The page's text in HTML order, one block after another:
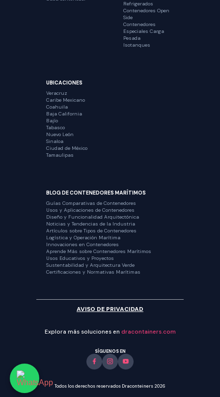
Refrigerados
Contenedores Open
Side
Contenedores
Especiales Carga
Pesada
Isotanques
UBICACIONES
Veracruz
Caribe Mexicano
Coahuila
Baja California
Bajío
Tabasco
Nuevo León
Sinaloa
Ciudad de México
Tamaulipas
BLOG DE CONTENEDORES MARÍTIMOS
Guías Comparativas de Contenedores
Usos y Aplicaciones de Contenedores
Diseño y Funcionalidad Arquitectónica
Noticias y Tendencias de la Industria
Artículos sobre Tipos de Contenedores
Logística y Operación Marítima
Innovaciones en Contenedores
Aprende Más sobre Contenedores Marítimos
Usos Educativos y Proyectos
Sustentabilidad y Arquitectura Verde
Certificaciones y Normativas Marítimas
AVISO DE PRIVACIDAD
Explora más soluciones en dracontainers.com
SÍGUENOS EN
Todos los derechos reservados Draconteiners 2026